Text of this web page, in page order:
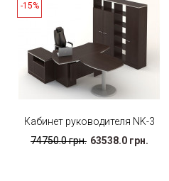
-15%
Кабинет руководителя NK-3
74750.0 грн. 63538.0 грн.